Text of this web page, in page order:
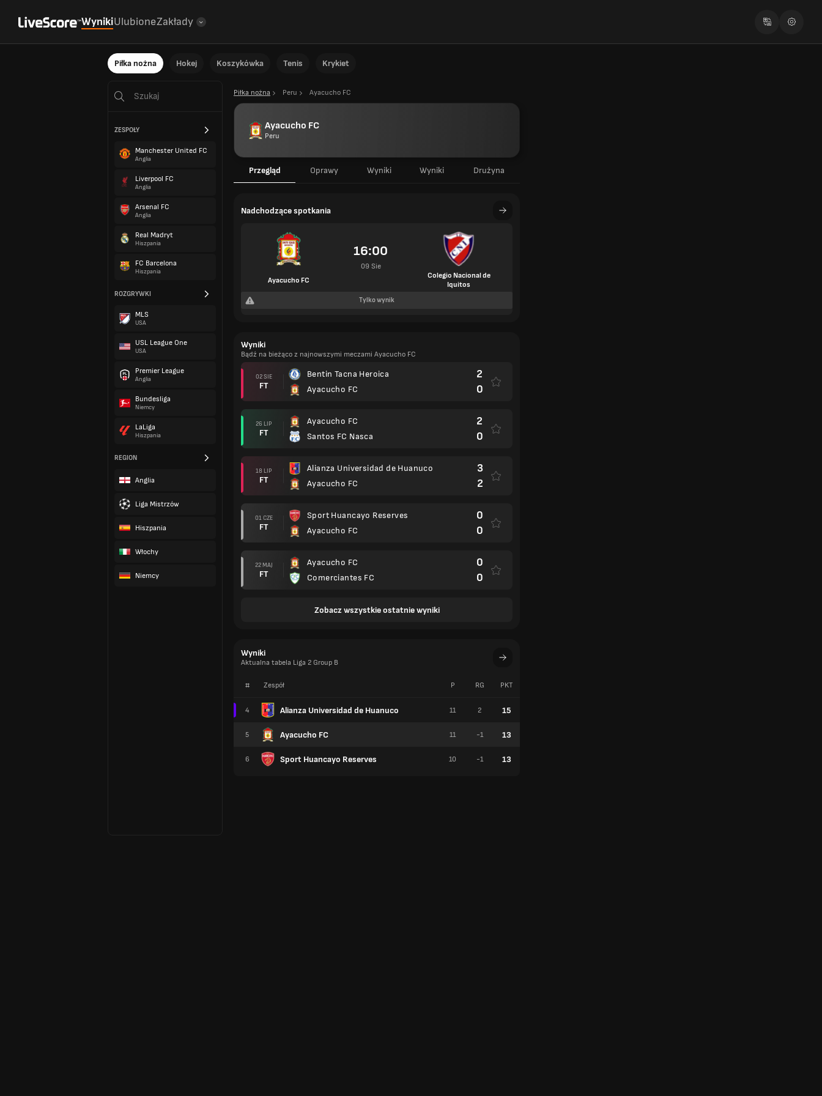
WynikiUlubioneZakłady
Piłka nożna Hokej Koszykówka Tenis Krykiet
ZESPOŁY
Manchester United FC
Anglia
Liverpool FC
Anglia
Arsenal FC
Anglia
Real Madryt
Hiszpania
FC Barcelona
Hiszpania
ROZGRYWKI
MLS
USA
USL League One
USA
Premier League
Anglia
Bundesliga
Niemcy
LaLiga
Hiszpania
REGION
Anglia
Liga Mistrzów
Hiszpania
Włochy
Niemcy
Piłka nożna Peru Ayacucho FC
Ayacucho FC
Peru
Przegląd Oprawy Wyniki Wyniki Drużyna
Nadchodzące spotkania
Ayacucho FC
16:00
09 Sie
Colegio Nacional de
Iquitos
Tylko wynik
Wyniki
Bądź na bieżąco z najnowszymi meczami Ayacucho FC
02 SIE
FT
Bentin Tacna Heroica
Ayacucho FC
2
0
26 LIP
FT
Ayacucho FC
Santos FC Nasca
2
0
18 LIP
FT
Alianza Universidad de Huanuco
Ayacucho FC
3
2
01 CZE
FT
Sport Huancayo Reserves
Ayacucho FC
0
0
22 MAJ
FT
Ayacucho FC
Comerciantes FC
0
0
Zobacz wszystkie ostatnie wyniki
Wyniki
Aktualna tabela Liga 2 Group B
# Zespół
4 Alianza Universidad de Huanuco
5 Ayacucho FC
6 Sport Huancayo Reserves
P RG PKT
11 2 15
11 -1 13
10 -1 13